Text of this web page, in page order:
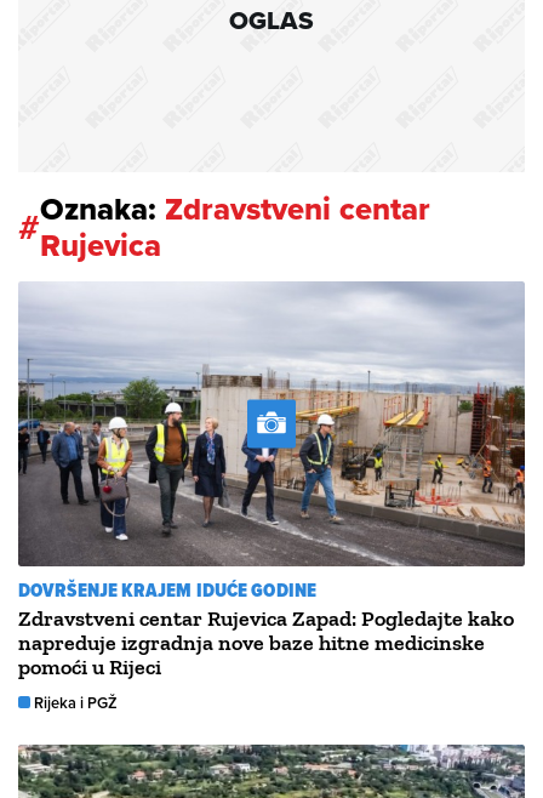
OGLAS
#Oznaka: Zdravstveni centar
Rujevica
DOVRŠENJE KRAJEM IDUĆE GODINE
Zdravstveni centar Rujevica Zapad: Pogledajte kako
napreduje izgradnja nove baze hitne medicinske
pomoći u Rijeci
Rijeka i PGŽ